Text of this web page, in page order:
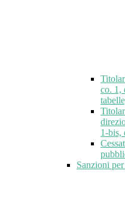
co. 1,
1-bis,
Sanzioni